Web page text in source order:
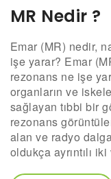
MR Nedir ?
Emar (MR) nedir,
işe yarar? Emar
rezonans ne işe
organların ve
sağlayan tıbbi bir
rezonans
alan ve radyo
oldukça ayrıntılı